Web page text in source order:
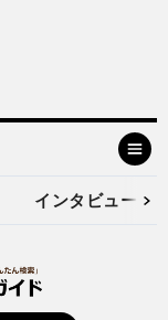
インタビュー